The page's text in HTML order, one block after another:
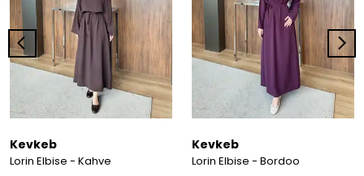
Kevkeb
Lorin Elbise - Kahve
Kevkeb
Lorin Elbise - Bordoo